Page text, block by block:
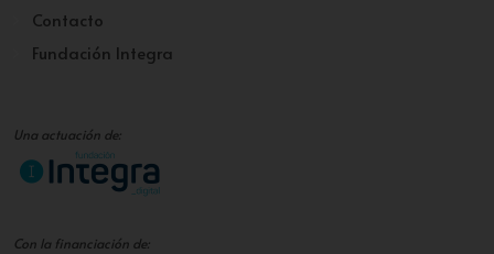
Contacto
Fundación Integra
Una actuación de:
Con la financiación de: